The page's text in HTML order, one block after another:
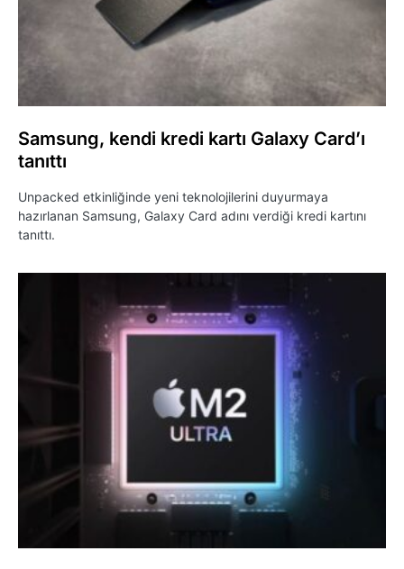
Samsung, kendi kredi kartı Galaxy Card’ı
tanıttı
Unpacked etkinliğinde yeni teknolojilerini duyurmaya
hazırlanan Samsung, Galaxy Card adını verdiği kredi kartını
tanıttı.